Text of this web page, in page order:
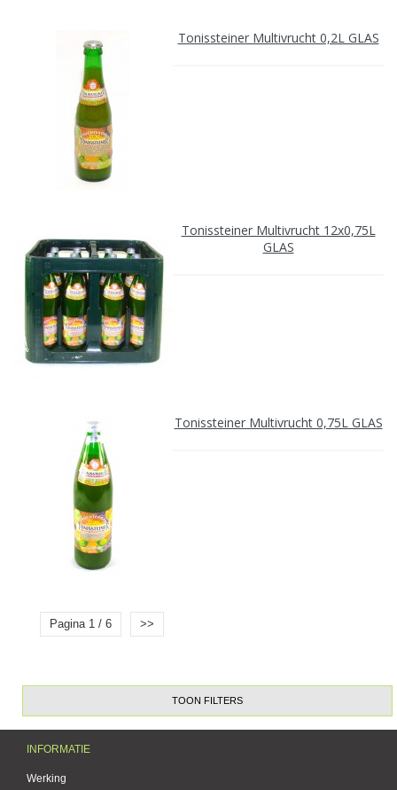
Tonissteiner Multivrucht 0,2L GLAS
Tonissteiner Multivrucht 12x0,75L
GLAS
Tonissteiner Multivrucht 0,75L GLAS
Pagina 1 / 6 >>
TOON FILTERS
INFORMATIE
Werking